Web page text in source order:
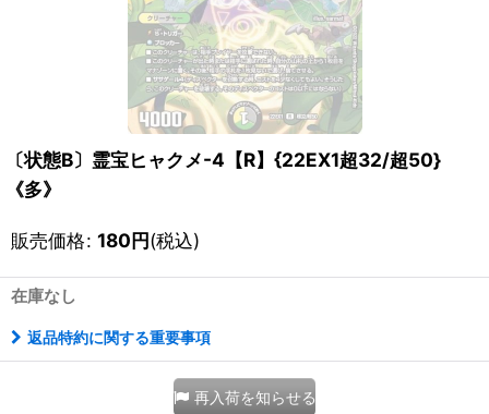
〔状態B〕霊宝ヒャクメ-4【R】{22EX1超32/超50}
《多》
販売価格: 180円(税込)
在庫なし
返品特約に関する重要事項
再入荷を知らせる